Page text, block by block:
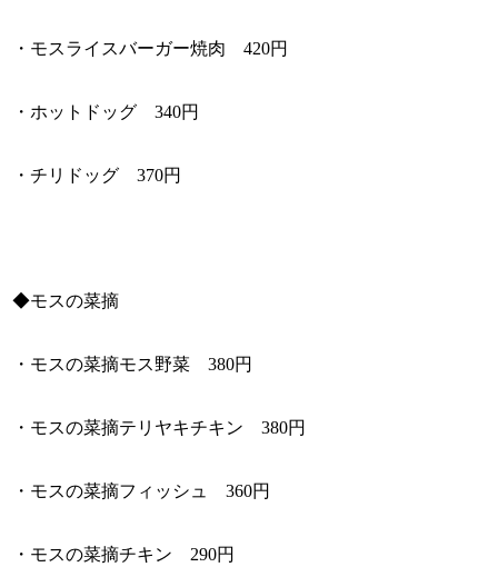
・モスライスバーガー焼肉 420円
・ホットドッグ 340円
・チリドッグ 370円
◆モスの菜摘
・モスの菜摘モス野菜 380円
・モスの菜摘テリヤキチキン 380円
・モスの菜摘フィッシュ 360円
・モスの菜摘チキン 290円